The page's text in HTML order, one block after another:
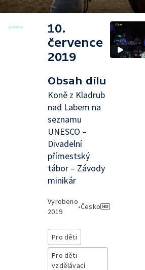
10.
července
2019
Obsah dílu
Koně z Kladrub
nad Labem na
seznamu
UNESCO –
Divadelní
přímestský
tábor – Závody
minikár
Vyrobeno
2019
•Česko
Pro děti
Pro děti -
vzdělávací